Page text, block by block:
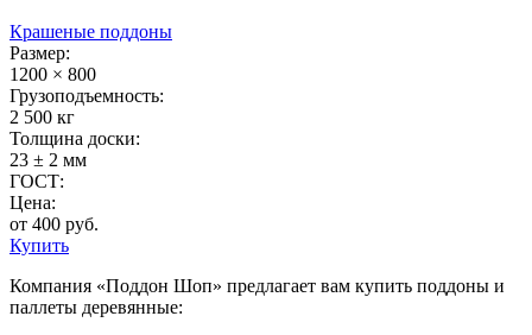
Крашеные поддоны
Размер:
1200 × 800
Грузоподъемность:
2 500 кг
Толщина доски:
23 ± 2 мм
ГОСТ:
Цена:
от 400 руб.
Купить
Компания «Поддон Шоп» предлагает вам купить поддоны и
паллеты деревянные: